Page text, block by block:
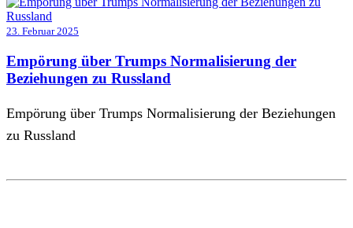
23. Februar 2025
Empörung über Trumps Normalisierung der
Beziehungen zu Russland
Empörung über Trumps Normalisierung der Beziehungen
zu Russland